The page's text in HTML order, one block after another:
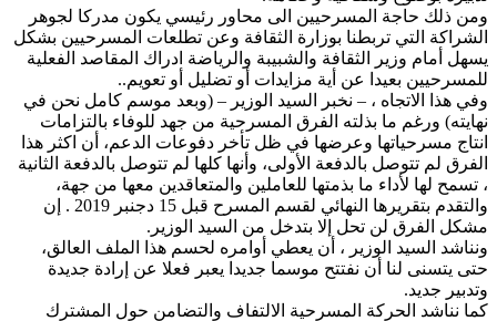
ومن ذلك حاجة المسرحيين الى محاور رئيسي يكون مدركا لجوهر
الشراكة التي تربطنا بوزارة الثقافة وعن تطلعات المسرحيين بشكل
يسهل أمام وزير الثقافة والشبيبة والرياضة ادراك المقاصد الفعلية
للمسرحيين بعيدا عن أية مزايدات أو تضليل أو تعويم..
وفي هذا الاتجاه ، – نخبر السيد الوزير – (وبعد موسم كامل نحن في
نهايته) ورغم ما بذلته الفرق المسرحية من جهد للوفاء بالتزامات
انتاج مسرحياتها وعرضها في ظل تأخر دفوعات الدعم، أن اكثر هذا
الفرق لم تتوصل بالدفعة الأولى، وأنها كلها لم تتوصل بالدفعة الثانية
، تسمح لها لأداء ما بذمتها للعاملين والمتعاقدين معها من جهة،
والتقدم بتقريرها النهائي لقسم المسرح قبل 15 دجنبر 2019 . إن
مشكل الفرق لن تحل إلا بتدخل من السيد الوزير.
ونناشد السيد الوزير ، أن يعطي أوامره لحسم هذا الملف العالق،
حتى يتسنى لنا أن نفتتح موسما جديدا يعبر فعلا عن إرادة جديدة
وتدبير جديد.
كما نناشد الحركة المسرحية الالتفاف والتضامن حول المشترك